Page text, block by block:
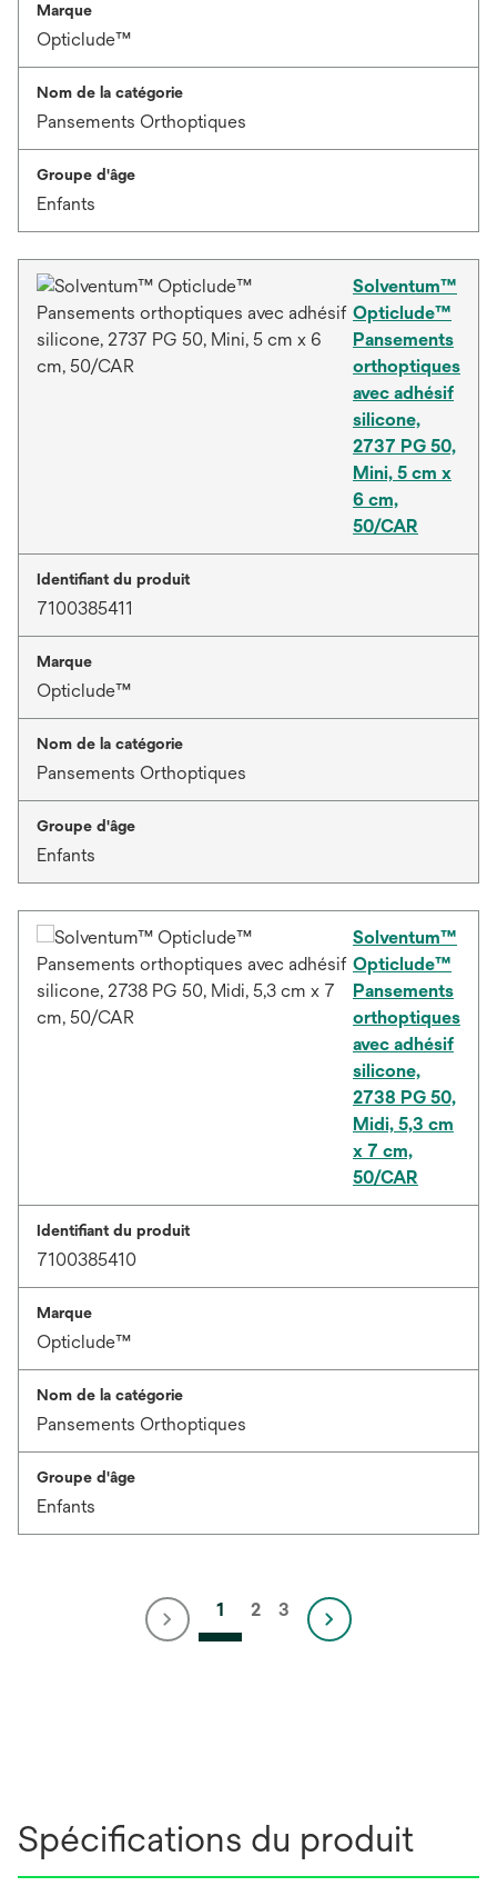
Marque
Opticlude™
Nom de la catégorie
Pansements Orthoptiques
Groupe d'âge
Enfants
Solventum™
Opticlude™
Pansements
orthoptiques
avec adhésif
silicone,
2737 PG 50,
Mini, 5 cm x
6 cm,
50/CAR
Identifiant du produit
7100385411
Marque
Opticlude™
Nom de la catégorie
Pansements Orthoptiques
Groupe d'âge
Enfants
Solventum™
Opticlude™
Pansements
orthoptiques
avec adhésif
silicone,
2738 PG 50,
Midi, 5,3 cm
x 7 cm,
50/CAR
Identifiant du produit
7100385410
Marque
Opticlude™
Nom de la catégorie
Pansements Orthoptiques
Groupe d'âge
Enfants
1 2 3
Spécifications du produit